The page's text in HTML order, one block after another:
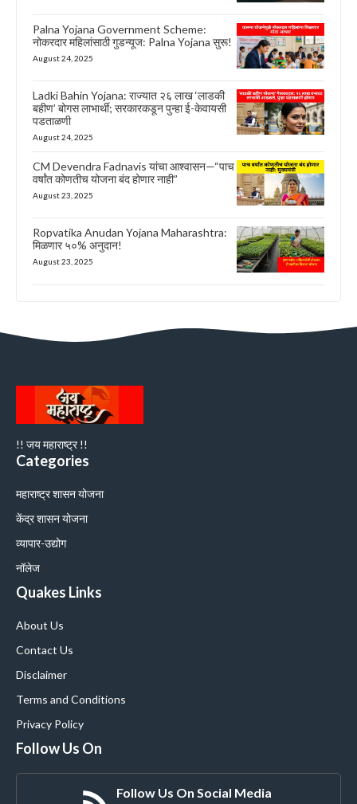
Palna Yojana Government Scheme:
नोकरदार महिलांसाठी गुडन्यूज: Palna Yojana सुरू!
August 24, 2025
Ladki Bahin Yojana: राज्यात २६ लाख ‘लाडकी
बहीण’ बोगस लाभार्थी; सरकारकडून पुन्हा ई-केवायसी
पडताळणी
August 24, 2025
CM Devendra Fadnavis यांचा आश्वासन—“पाच
वर्षांत कोणतीच योजना बंद होणार नाही”
August 23, 2025
Ropvatika Anudan Yojana Maharashtra:
मिळणार ५०% अनुदान!
August 23, 2025
!! जय महाराष्ट्र !!
Categories
महाराष्ट्र शासन योजना
केंद्र शासन योजना
व्यापार-उद्योग
नॉलेज
Quakes Links
About Us
Contact Us
Disclaimer
Terms and Conditions
Privacy Policy
Follow Us On
Follow Us On Social Media